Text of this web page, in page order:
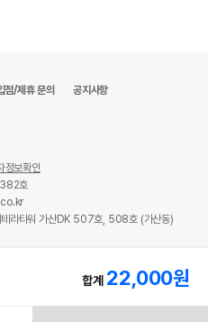
합계 22,000원
점/제휴 문의 공지사항
정보확인
호
테라타워 가산DK 507호, 508호 (가산동)